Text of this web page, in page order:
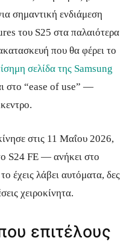
σημαντική ενδιάμεση
του S25 στα παλαιότερα
που θα φέρει το
σελίδα της Samsung
στο “ease of use” —
στις 11 Μαΐου 2026,
S24 FE — ανήκει στο
έχεις λάβει αυτόματα, δες
χειροκίνητα.
επιτέλους